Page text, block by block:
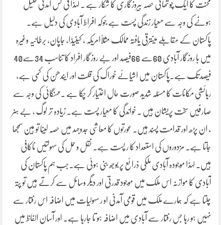
محنت کا ایک چوتھائی حصہ بیروزگاری کا شکار ہے ۔ لہذٰا فی کس آمدنی قلیل
ہونے کی وجہ سے معیار زندگی پست ہے جوکہ افراط آبادی کی دلیل ہے۔
پاکستان کے مقابلے میںترقی یافتہ ممالک مثلاًامریکہ ، کینیڈا، جاپان، برطانیہ وغیرہ
میں با روزگار آبادی 60سے 66فیصد اور بے روزگار افراد کا تناسب 34سے40
فیصد تک ہے۔پاکستان میں اشیائے خوراک کی قلت اور ایندھن کی کمی ہے،
رہائشی مکانات کا مسئلہ شدید صورت حال اختیار کر چکا ہے ۔مہنگائی کی وجہ سے
صارفیں سخت پریشان ہیں ۔ خواندگی کا معیار پست ہے۔ زیادہ تر لوگ ، بے ہنر
، ان پڑھ اور قدامت پسند ہیں۔ عورتوں کا معاشی جدوجہد میں حصہ لینا تو ہین سمجھا
جاتا ہے۔ مزدوروں کی استعداد کا ر پست ہے۔ نقل و حمل کی سہولتیں ناکافی
ہیں۔ لہذٰا موجودہ آبادی ملکی ذرائع پر بوجھ بنی ہوئی ہے۔جب ہم پاکستان کی
آبادی کا موازنہ اس ملک میں موجود قدرتی اور دیگر وسائل سے کرتے ہیں تو پتہ
چلتا ہے کہ ہمارے ملک میں قومی آمدنی او ر سہولیات میں اضافہ اس رفتار سے
نہیں ہو رہا جس رفتار سے آبادی میں اضافہ ہو تا جارہا ہے۔ اور آسان الفاظ میں